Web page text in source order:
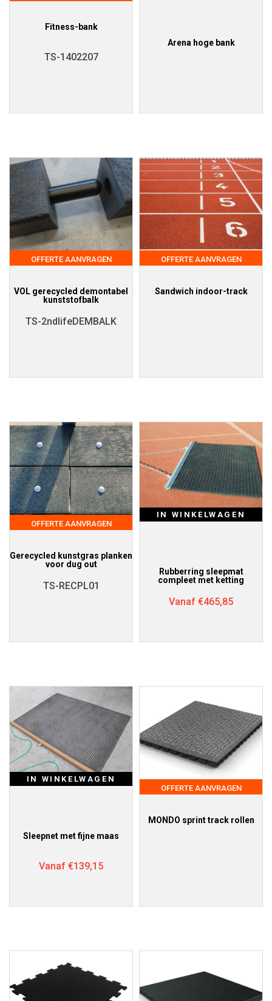
Fitness-bank
TS-1402207
Arena hoge bank
OFFERTE AANVRAGEN
VOL gerecycled demontabel
kunststofbalk
TS-2ndlifeDEMBALK
OFFERTE AANVRAGEN
Sandwich indoor-track
OFFERTE AANVRAGEN
Gerecycled kunstgras planken
voor dug out
TS-RECPL01
IN WINKELWAGEN
Rubberring sleepmat
compleet met ketting
Vanaf €465,85
IN WINKELWAGEN
Sleepnet met fijne maas
Vanaf €139,15
OFFERTE AANVRAGEN
MONDO sprint track rollen